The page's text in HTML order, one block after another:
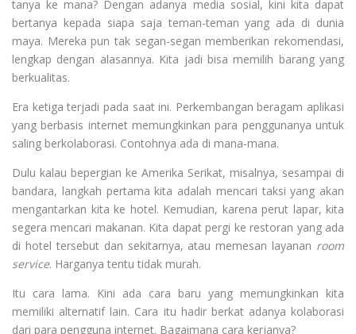
tanya ke mana? Dengan adanya media sosial, kini kita dapat
bertanya kepada siapa saja teman-teman yang ada di dunia
maya. Mereka pun tak segan-segan memberikan rekomendasi,
lengkap dengan alasannya. Kita jadi bisa memilih barang yang
berkualitas.
Era ketiga terjadi pada saat ini. Perkembangan beragam aplikasi
yang berbasis internet memungkinkan para penggunanya untuk
saling berkolaborasi. Contohnya ada di mana-mana.
Dulu kalau bepergian ke Amerika Serikat, misalnya, sesampai di
bandara, langkah pertama kita adalah mencari taksi yang akan
mengantarkan kita ke hotel. Kemudian, karena perut lapar, kita
segera mencari makanan. Kita dapat pergi ke restoran yang ada
di hotel tersebut dan sekitarnya, atau memesan layanan room
service. Harganya tentu tidak murah.
Itu cara lama. Kini ada cara baru yang memungkinkan kita
memiliki alternatif lain. Cara itu hadir berkat adanya kolaborasi
dari para pengguna internet. Bagaimana cara kerjanya?